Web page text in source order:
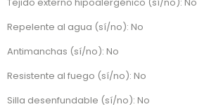
Tejido externo hipoalergénico (sí/no): No
Repelente al agua (sí/no): No
Antimanchas (sí/no): No
Resistente al fuego (sí/no): No
Silla desenfundable (sí/no): No